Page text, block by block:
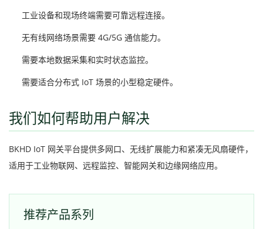
工业设备和现场终端需要可靠远程连接。
无有线网络场景需要 4G/5G 通信能力。
需要本地数据采集和实时状态监控。
需要适合分布式 IoT 场景的小型稳定硬件。
我们如何帮助用户解决
BKHD IoT 网关平台提供多网口、无线扩展能力和紧凑无风扇硬件，
适用于工业物联网、远程监控、智能网关和边缘网络应用。
推荐产品系列